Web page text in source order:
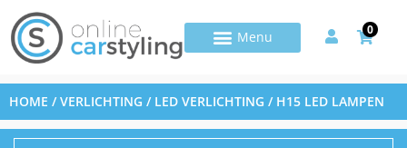
0
HOME /VERLICHTING / LED VERLICHTING / H15 LED LAMPEN